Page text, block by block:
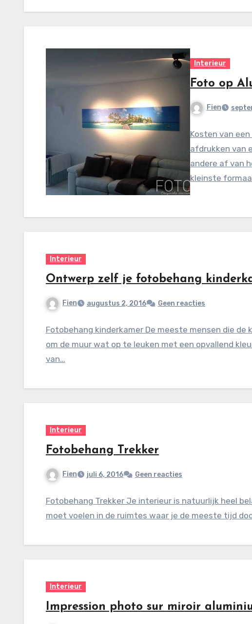
Interieur
Foto op
Fien
Kosten van
afdrukken van
andere af van
kleinste
Interieur
Ontwerp zelf je fotobehang
Fien augustus 2, 2016 Geen reacties
Fotobehang kinderkamer De meeste mensen die de
om de muur wat op te leuken met een opvallend
van…
Interieur
Fotobehang Trekker
Fien juli 6, 2016 Geen reacties
Fotobehang Trekker Je interieur is natuurlijk heel
moet voelen in de ruimtes waar je de meeste tijd
Interieur
Impression photo sur miroir